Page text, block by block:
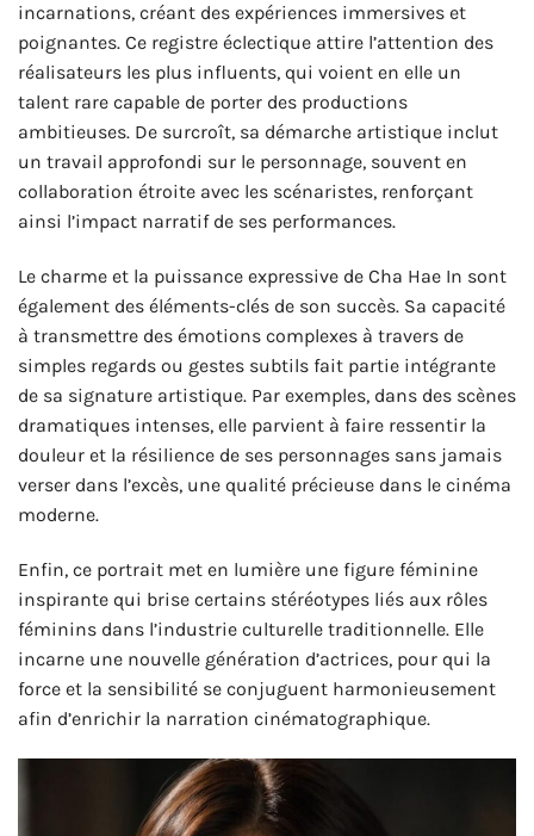
incarnations, créant des expériences immersives et
poignantes. Ce registre éclectique attire l’attention des
réalisateurs les plus influents, qui voient en elle un
talent rare capable de porter des productions
ambitieuses. De surcroît, sa démarche artistique inclut
un travail approfondi sur le personnage, souvent en
collaboration étroite avec les scénaristes, renforçant
ainsi l’impact narratif de ses performances.
Le charme et la puissance expressive de Cha Hae In sont
également des éléments-clés de son succès. Sa capacité
à transmettre des émotions complexes à travers de
simples regards ou gestes subtils fait partie intégrante
de sa signature artistique. Par exemples, dans des scènes
dramatiques intenses, elle parvient à faire ressentir la
douleur et la résilience de ses personnages sans jamais
verser dans l’excès, une qualité précieuse dans le cinéma
moderne.
Enfin, ce portrait met en lumière une figure féminine
inspirante qui brise certains stéréotypes liés aux rôles
féminins dans l’industrie culturelle traditionnelle. Elle
incarne une nouvelle génération d’actrices, pour qui la
force et la sensibilité se conjuguent harmonieusement
afin d’enrichir la narration cinématographique.